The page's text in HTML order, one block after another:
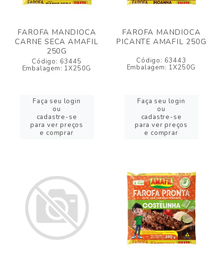
FAROFA MANDIOCA
CARNE SECA AMAFIL
250G
Código: 63445
Embalagem: 1X250G
Faça seu login
ou
cadastre-se
para ver preços
e comprar
FAROFA MANDIOCA
PICANTE AMAFIL 250G
Código: 63443
Embalagem: 1X250G
Faça seu login
ou
cadastre-se
para ver preços
e comprar